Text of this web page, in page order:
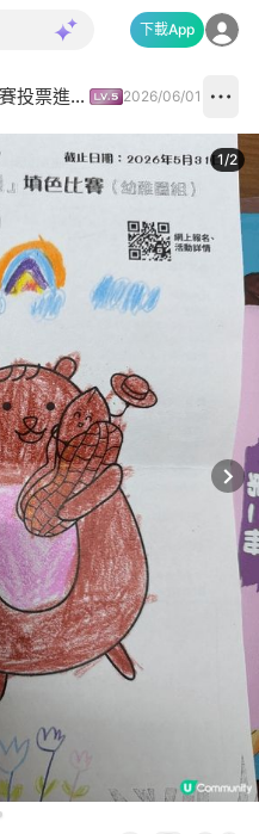
下載App
「我的Chill賞假期」填色比賽投票進行中✅ 2026/06/01
1/2